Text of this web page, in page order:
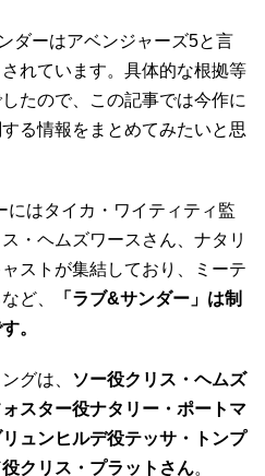
ダーはアベンジャーズ5と言
れています。具体的な根拠等
たので、この記事では今作に
る情報をまとめてみたいと思
にはタイカ・ワイティティ監
・ヘムズワースさん、ナタリ
ストが集結しており、ミーテ
ど、
「ラブ&サンダー」は制
。
グは、
ソー役クリス・ヘムズ
スター役ナタリー・ポートマ
ュンヒルデ役テッサ・トンプ
クリス・プラットさん。